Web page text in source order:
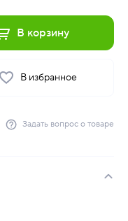
В корзину
В избранное
Задать вопрос о товаре